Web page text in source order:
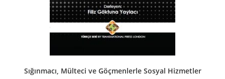
Sığınmacı, Mülteci ve Göçmenlerle Sosyal Hizmetler